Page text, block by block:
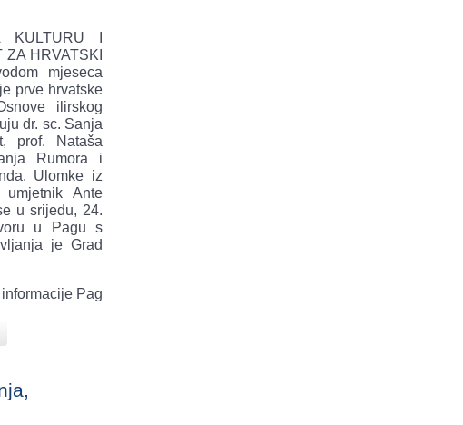
I
ZA HRVATSKI
mjeseca
prve hrvatske
ilirskog
dr. sc. Sanja
prof. Nataša
Rumora i
Ulomke iz
Ante
u srijedu, 24.
u Pagu s
je Grad
Pag